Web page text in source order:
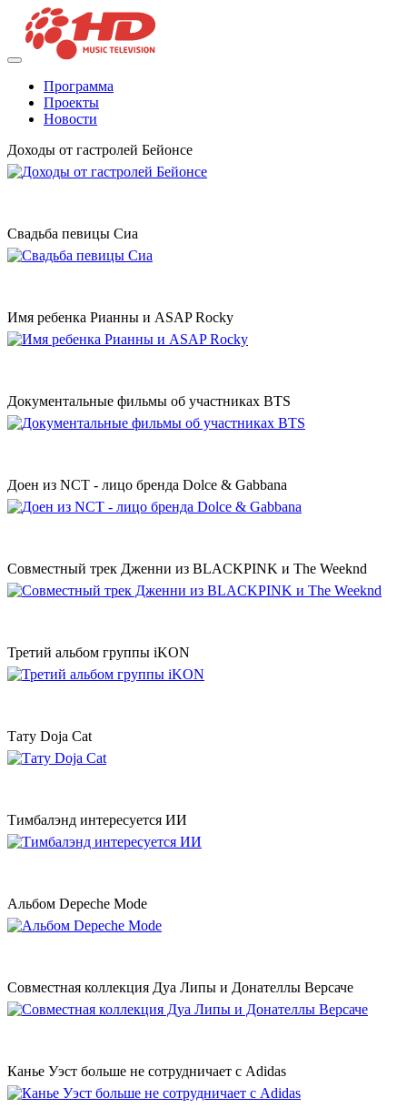
Программа
Проекты
Новости
Доходы от гастролей Бейонсе
Свадьба певицы Сиа
Имя ребенка Рианны и ASAP Rocky
Документальные фильмы об участниках BTS
Доен из NCT - лицо бренда Dolce & Gabbana
Совместный трек Дженни из BLACKPINK и The Weeknd
Третий альбом группы iKON
Тату Doja Cat
Тимбалэнд интересуется ИИ
Альбом Depeche Mode
Совместная коллекция Дуа Липы и Донателлы Версаче
Канье Уэст больше не сотрудничает с Adidas